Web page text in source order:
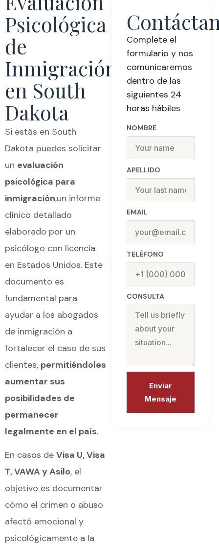
Psicológica
de
Inmigración
en South
Dakota
Si estás en South
Dakota puedes solicitar
un evaluación
psicológica para
inmigración,un informe
clínico detallado
elaborado por un
psicólogo con licencia
en Estados Unidos. Este
documento es
fundamental para
ayudar a los abogados
de inmigración a
fortalecer el caso de sus
clientes, permitiéndoles
aumentar sus
posibilidades de
permanecer
legalmente en el país.
En casos de Visa U, Visa
T, VAWA y Asilo, el
objetivo es documentar
cómo el crimen o abuso
afectó emocional y
psicológicamente a la
Complete el
formulario y nos
comunicaremos
dentro de las
siguientes 24
horas hábiles
NOMBRE
APELLIDO
EMAIL
TELÉFONO
CONSULTA
Enviar
Mensaje